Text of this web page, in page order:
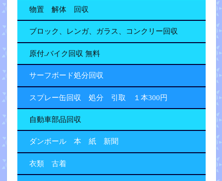
物置 解体 回収
ブロック、レンガ、ガラス、コンクリー回収
原付.バイク回収 無料
サーフボード処分回収
スプレー缶回収 処分 引取 １本300円
自動車部品回収
ダンボール 本 紙 新聞
衣類 古着